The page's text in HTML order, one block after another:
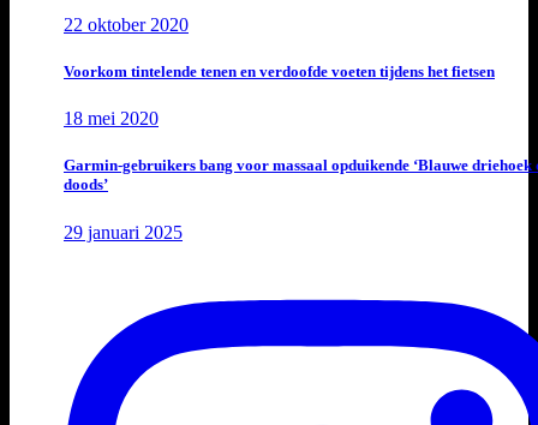
22 oktober 2020
Voorkom tintelende tenen en verdoofde voeten tijdens het fietsen
18 mei 2020
Garmin-gebruikers bang voor massaal opduikende ‘Blauwe driehoek
doods’
29 januari 2025